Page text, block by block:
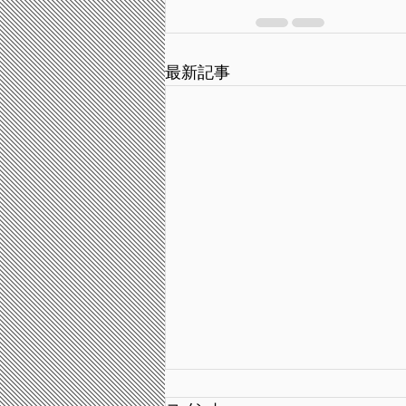
最新記事
7/2宇宙旅行の最前線へようこ